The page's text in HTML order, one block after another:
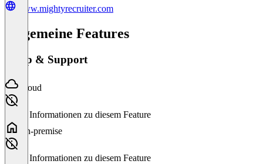
www.mightyrecruiter.com
Allgemeine Features
Setup & Support
Cloud
Keine Informationen zu diesem Feature
On-premise
Keine Informationen zu diesem Feature